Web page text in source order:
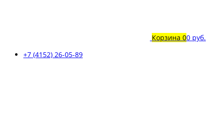
Корзина 00 руб.
+7 (4152) 26-05-89